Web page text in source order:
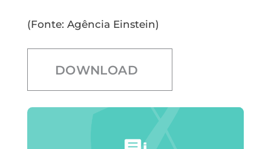
(Fonte: Agência Einstein)
DOWNLOAD